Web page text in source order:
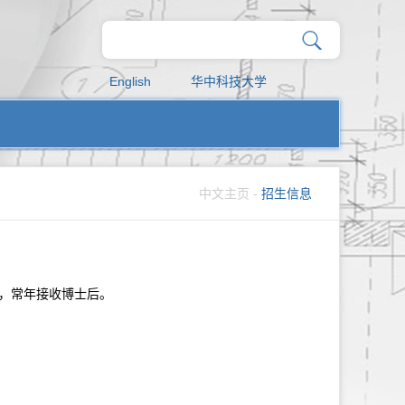
English 华中科技大学
中文主页 - 招生信息
常年接收博士后。